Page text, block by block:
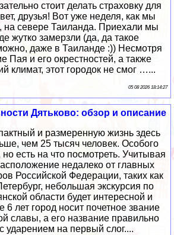
стоит делать страховку для
друзья! Вот уже неделя, как мы
севере Таиланда. Приехали мы
жутко замерзли (да, да такое
даже в Таиланде :)) Несмотря
Пая и его окрестностей, а также
климат, этот городок не смог …...
05 08 2026 18:14:27
Дятьково: обзор и описание
и размеренную жизнь здесь
чем 25 тысяч человек. Особого
но есть на что посмотреть. Учитывая
недалеко от главных
Российской Федерации, таких как
небольшая экскурсия по
области будет интересной и
лет город носит почетное звание
славы, а его название правильно
ударением на первый слог....